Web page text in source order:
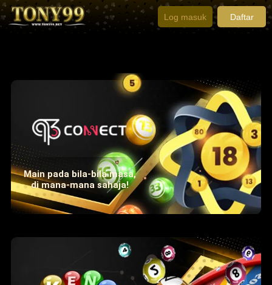
Log masuk Daftar
Main pada bila-bila masa,
di mana-mana sahaja!